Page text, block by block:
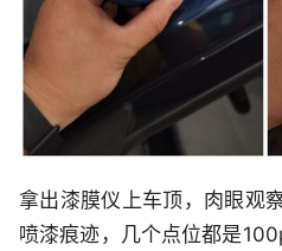
拿出漆膜仪上车顶，肉眼观
喷漆痕迹，几个点位都是